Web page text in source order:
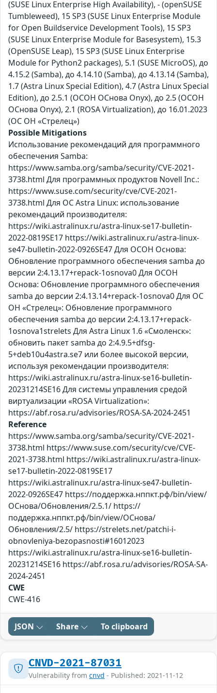
(SUSE Linux Enterprise High Availability), - (openSUSE
Tumbleweed), 15 SP3 (SUSE Linux Enterprise Module
for Open Buildservice Development Tools), 15 SP3
(SUSE Linux Enterprise Module for Basesystem), 15.3
(OpenSUSE Leap), 15 SP3 (SUSE Linux Enterprise
Module for Python2 packages), 5.1 (SUSE MicroOS), до
4.15.2 (Samba), до 4.14.10 (Samba), до 4.13.14 (Samba),
1.7 (Astra Linux Special Edition), 4.7 (Astra Linux Special
Edition), до 2.5.1 (ОСОН ОСнова Оnyx), до 2.5 (ОСОН
ОСнова Оnyx), 2.1 (ROSA Virtualization), до 16.01.2023
(ОС ОН «Стрелец»)
Possible Mitigations
Использование рекомендаций для программного
обеспечения Samba:
https://www.samba.org/samba/security/CVE-2021-
3738.html Для программных продуктов Novell Inc.:
https://www.suse.com/security/cve/CVE-2021-
3738.html Для ОС Astra Linux: использование
рекомендаций производителя:
https://wiki.astralinux.ru/astra-linux-se17-bulletin-
2022-0819SE17 https://wiki.astralinux.ru/astra-linux-
se47-bulletin-2022-0926SE47 Для ОСОН Основа:
Обновление программного обеспечения samba до
версии 2:4.13.17+repack-1osnova0 Для ОСОН
Основа: Обновление программного обеспечения
samba до версии 2:4.13.14+repack-1osnova0 Для ОС
ОН «Стрелец»: Обновление программного
обеспечения samba до версии 2:4.13.17+repack-
1osnova1strelets Для Astra Linux 1.6 «Смоленск»:
обновить пакет samba до 2:4.9.5+dfsg-
5+deb10u4astra.se7 или более высокой версии,
используя рекомендации производителя:
https://wiki.astralinux.ru/astra-linux-se16-bulletin-
20231214SE16 Для системы управления средой
виртуализации «ROSA Virtualization»:
https://abf.rosa.ru/advisories/ROSA-SA-2024-2451
Reference
https://www.samba.org/samba/security/CVE-2021-
3738.html https://www.suse.com/security/cve/CVE-
2021-3738.html https://wiki.astralinux.ru/astra-linux-
se17-bulletin-2022-0819SE17
https://wiki.astralinux.ru/astra-linux-se47-bulletin-
2022-0926SE47 https://поддержка.нппкт.рф/bin/view/
ОСнова/Обновления/2.5.1/ https://
поддержка.нппкт.рф/bin/view/ОСнова/
Обновления/2.5/ https://strelets.net/patchi-i-
obnovleniya-bezopasnosti#16012023
https://wiki.astralinux.ru/astra-linux-se16-bulletin-
20231214SE16 https://abf.rosa.ru/advisories/ROSA-SA-
2024-2451
CWE
CWE-416
JSON Share To clipboard
CNVD-2021-87031
Vulnerability from cnvd - Published: 2021-11-12